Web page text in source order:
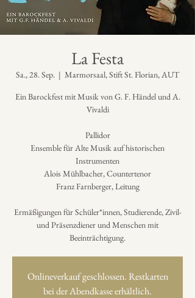
La Festa
Sa., 28. Sep.
  |
Marmorsaal, Stift St. Florian, AUT
Ein Barockfest mit Musik von G. F. Händel und A.
Vivaldi
Pallidor
Ensemble für Alte Musik auf historischen
Instrumenten
Alois Mühlbacher, Countertenor
Franz Farnberger, Leitung
Ermäßigungen für Schüler*innen, Studierende, Zivil-
und Präsenzdiener und Menschen mit
Beeinträchtigung.
Onlineverkauf geschlossen. Restkarten
bei der Abendkasse erhältlich.